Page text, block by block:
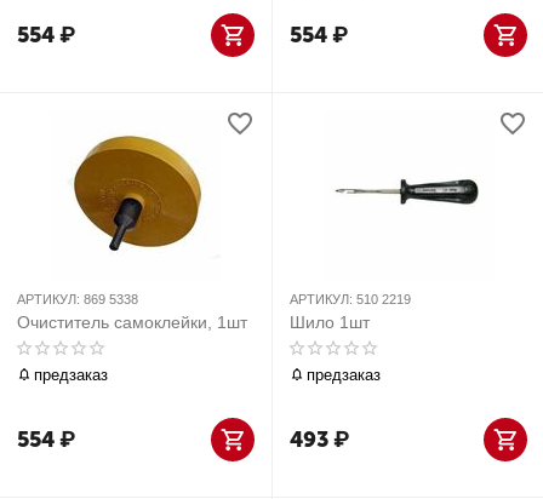
554₽ 554₽
АРТИКУЛ: 869 5338
Очиститель самоклейки, 1шт
предзаказ
554₽
АРТИКУЛ: 510 2219
Шило 1шт
предзаказ
493₽